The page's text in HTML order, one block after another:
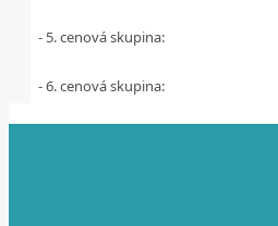
- 5. cenová skupina:
- 6. cenová skupina: